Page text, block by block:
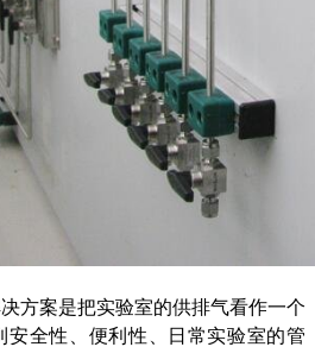
方案是把实验室的供排气看作一个
安全性、便利性、日常实验室的管